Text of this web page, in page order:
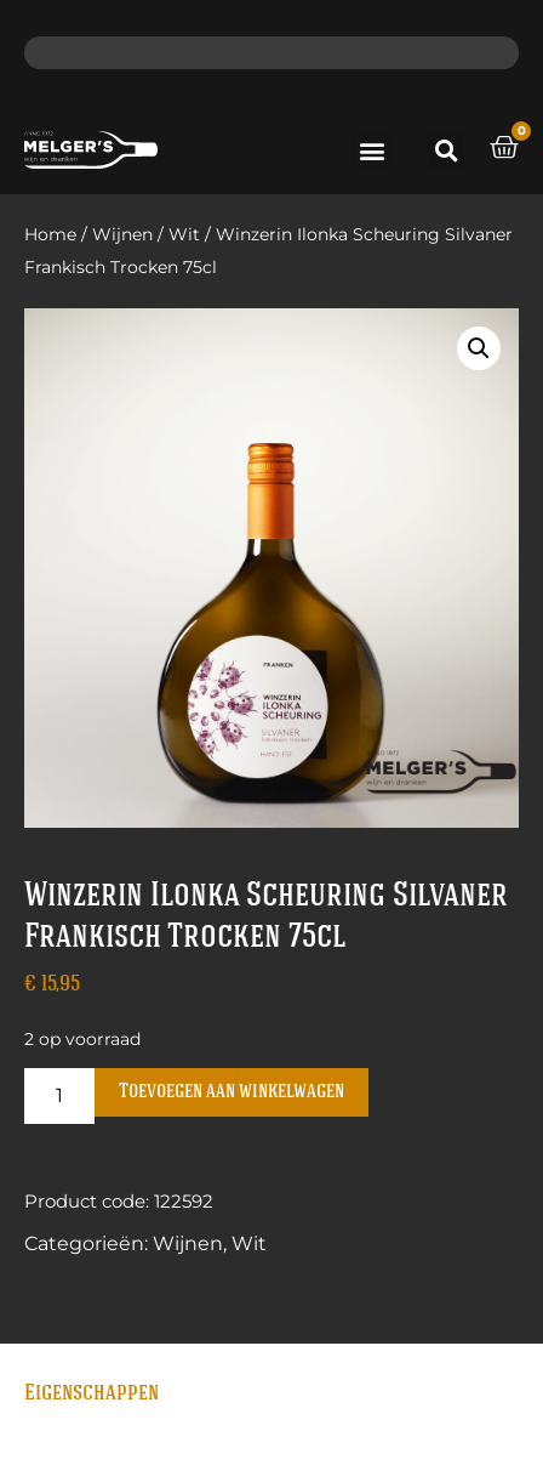
0
Home / Wijnen / Wit / Winzerin Ilonka Scheuring Silvaner
Frankisch Trocken 75cl
Winzerin Ilonka Scheuring Silvaner
Frankisch Trocken 75cl
€ 15,95
2 op voorraad
Toevoegen aan winkelwagen
Product code: 122592
Categorieën: Wijnen, Wit
Eigenschappen